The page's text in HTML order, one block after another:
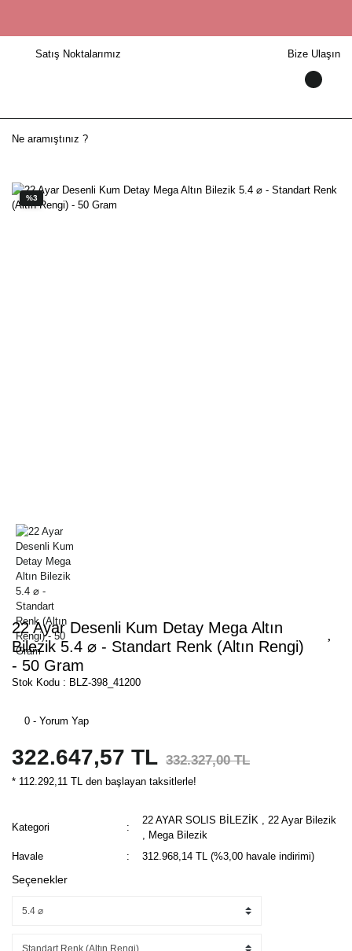
Satış Noktalarımız Bize Ulaşın
%3
22 Ayar Desenli Kum Detay Mega Altın
Bilezik 5.4 ⌀ - Standart Renk (Altın Rengi)
- 50 Gram
Stok Kodu : BLZ-398_41200
0 - Yorum Yap
322.647,57 TL 332.327,00 TL
* 112.292,11 TL den başlayan taksitlerle!
Kategori
22 AYAR SOLIS BİLEZİK
22 Ayar Bilezik
Mega Bilezik
Havale
312.968,14 TL (%3,00 havale indirimi)
Seçenekler